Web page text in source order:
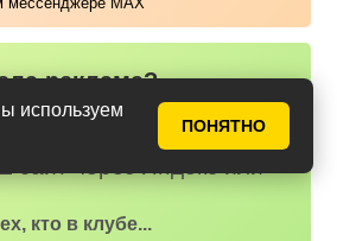
используем
ПОНЯТНО
реклама?
в клуб Аймкук. Просто
или
кто в клубе...